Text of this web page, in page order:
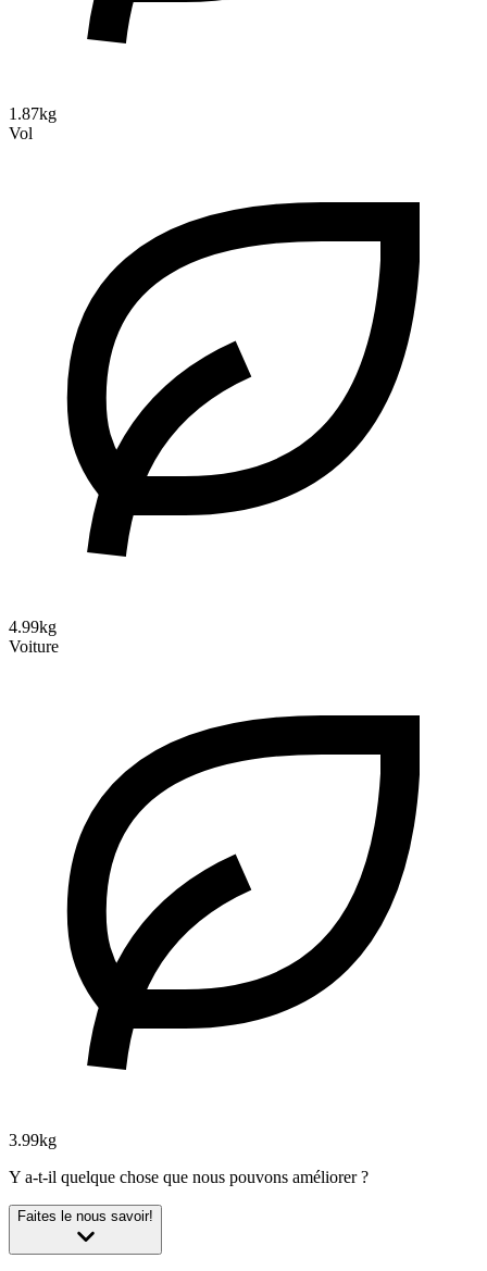
1.87kg
Vol
4.99kg
Voiture
3.99kg
Y a-t-il quelque chose que nous pouvons améliorer ?
Faites le nous savoir!